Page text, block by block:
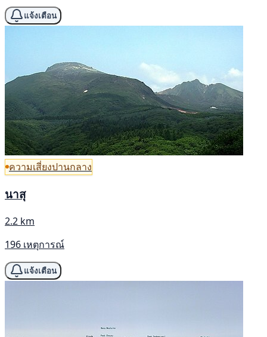
แจ้งเตือน
ความเสี่ยงปานกลาง
นาสุ
2.2 km
196 เหตุการณ์
แจ้งเตือน